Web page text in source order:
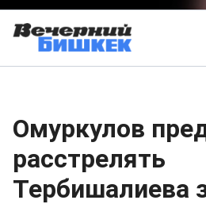
Омуркулов
расстрелять
Тербишалиева